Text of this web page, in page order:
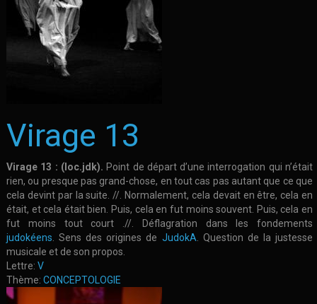
Virage 13
Virage 13 : (loc.jdk). Point de départ d’une interrogation qui n’était
rien, ou presque pas grand-chose, en tout cas pas autant que ce que
cela devint par la suite. //. Normalement, cela devait en être, cela en
était, et cela était bien. Puis, cela en fut moins souvent. Puis, cela en
fut moins tout court .//. Déflagration dans les fondements
judokéens . Sens des origines de JudokA . Question de la justesse
musicale et de son propos.
Lettre: V
Thème: CONCEPTOLOGIE